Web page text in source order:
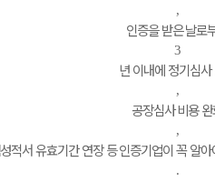
,
인증을 받은 날로
3
년 이내에 정기심사
,
공장심사 비용
,
적서 유효기간 연장 등 인증기업이 꼭 알
.